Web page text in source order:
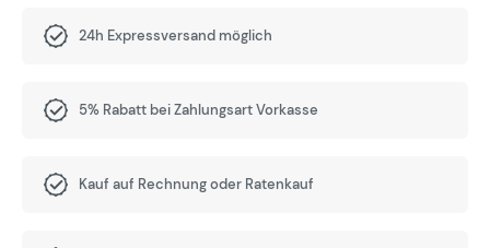
24h Expressversand möglich
5% Rabatt bei Zahlungsart Vorkasse
Kauf auf Rechnung oder Ratenkauf